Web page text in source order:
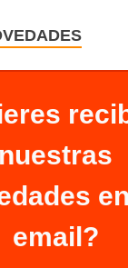
nuestras
email?